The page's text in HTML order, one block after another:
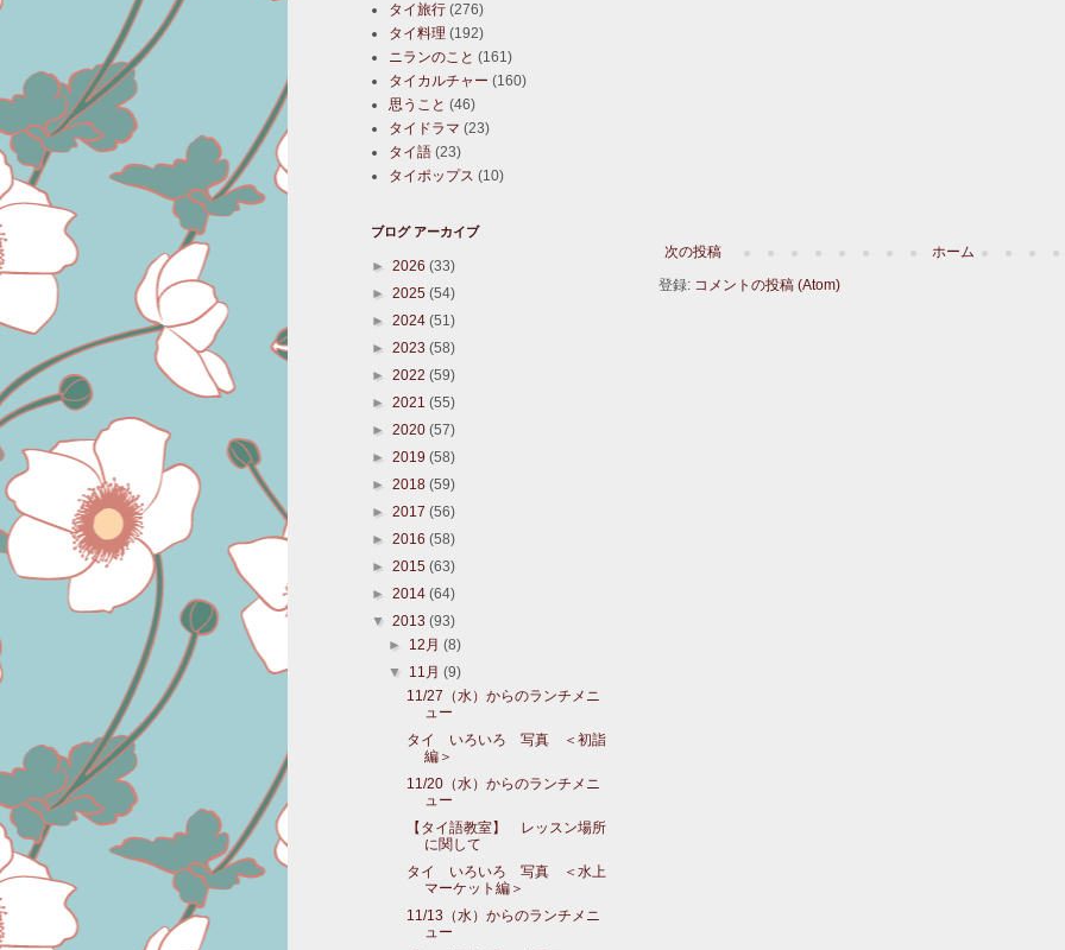
次の投稿
ホーム
登録: コメントの投稿 (Atom)
タイ旅行 (276)
タイ料理 (192)
ニランのこと (161)
タイカルチャー (160)
思うこと (46)
タイドラマ (23)
タイ語 (23)
タイポップス (10)
ブログ アーカイブ
► 2026 (33)
► 2025 (54)
► 2024 (51)
► 2023 (58)
► 2022 (59)
► 2021 (55)
► 2020 (57)
► 2019 (58)
► 2018 (59)
► 2017 (56)
► 2016 (58)
► 2015 (63)
► 2014 (64)
▼ 2013 (93)
► 12月(8)
▼ 11月(9)
11/27（水）からのランチメニ
ュー
タイ いろいろ 写真 ＜初詣
編＞
11/20（水）からのランチメニ
ュー
【タイ語教室】 レッスン場所
に関して
タイ いろいろ 写真 ＜水上
マーケット編＞
11/13（水）からのランチメニ
ュー